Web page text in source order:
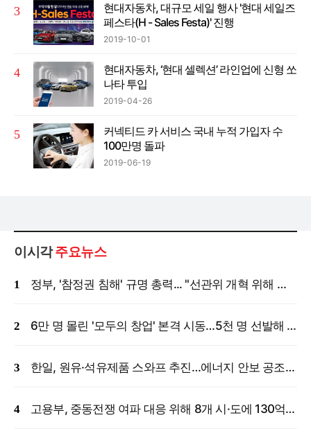
현대자동차, 대규모 세일 행사 '현대 세일즈
페스타(H - Sales Festa)' 진행
2019-10-01
현대자동차, ‘현대 셀렉션’ 라인업에 신형 쏘
나타 투입
2019-04-26
커넥티드 카 서비스 국내 누적 가입자 수
100만명 돌파
2019-06-19
이시각주요뉴스
정부, '참정권 침해' 규명 총력... "선관위 개혁 위해 국정조사 등 모든 조치"
6만 명 몰린 '모두의 창업' 본격 시동…5천 명 선발해 밀착 지원
한일, 원유·석유제품 스와프 추진…에너지 안보 공조 강화
고용부, 중동전쟁 여파 대응 위해 8개 시·도에 130억 원 긴급 투입